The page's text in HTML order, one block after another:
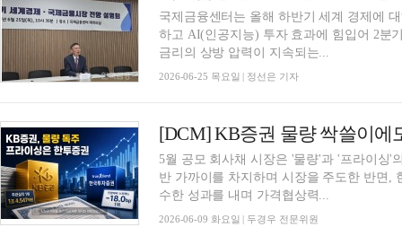
국제금융센터는 올해 하반기 세계 경제에
하고 AI(인공지능) 투자 효과에 힘입어 2분
금리의 상방 압력이 지속되는...
2026-06-25 목요일 | 정선은 기자
5월 공모 회사채 시장은 '물량'과 '프라이싱'
반 가까이를 차지하며 시장을 주도한 반면,
수한 성과를 내며 가격협상력...
2026-06-09 화요일 | 두경우 전문위원